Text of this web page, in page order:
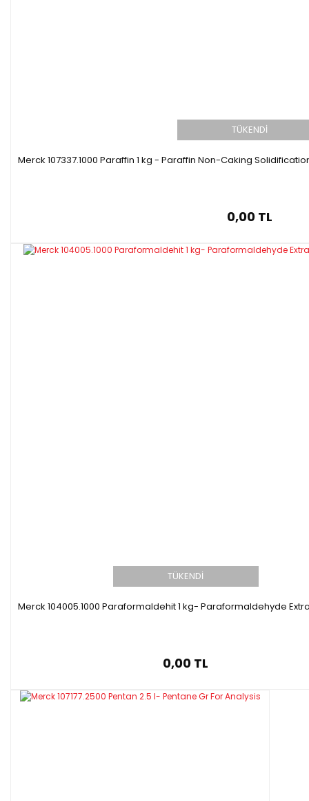
TÜKENDİ
Merck 107337.1000 Paraffin 1 kg - Paraffin Non-Caking
0,00 TL
TÜKENDİ
Merck 104005.1000 Paraformaldehit 1 kg- Paraformaldehyde
0,00 TL